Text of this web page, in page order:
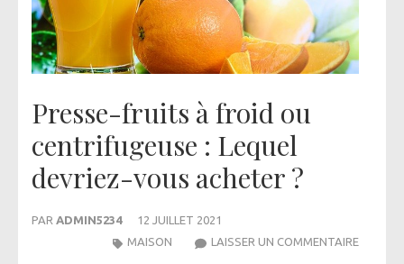
Presse-fruits à froid ou
centrifugeuse : Lequel
devriez-vous acheter ?
PAR ADMIN5234
12 JUILLET 2021
LAISSER UN COMMENTAIREPRESSE-
MAISON